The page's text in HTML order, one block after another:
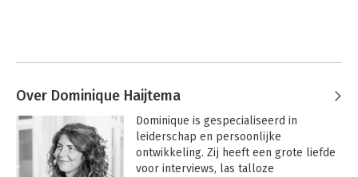
Over Dominique Haijtema
Dominique is gespecialiseerd in
leiderschap en persoonlijke
ontwikkeling. Zij heeft een grote liefde
voor interviews, las talloze